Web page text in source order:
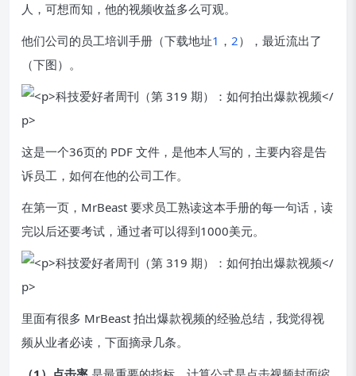
人，可想而知，他的视频收益多么可观。
他们公司的员工培训手册（下载地址1 ， 2），最近流出了
（下图）。
这是一个36页的 PDF 文件，是他本人写的，主要内容是告
诉员工，如何在他的公司工作。
在第一页，MrBeast 要求员工熟读这本手册的每一句话，读
完以后还要考试，通过者可以得到1000美元。
里面有很多 MrBeast 拍出爆款视频的经验总结，我觉得视
频从业者必读，下面摘录几条。